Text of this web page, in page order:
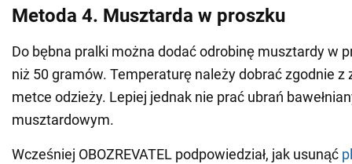
Metoda 4. Musztarda w proszku
Do bębna pralki można dodać odrobinę musztardy w
niż 50 gramów. Temperaturę należy dobrać zgodnie z
metce odzieży. Lepiej jednak nie prać ubrań
musztardowym.
Wcześniej OBOZREVATEL podpowiedział, jak usunąć